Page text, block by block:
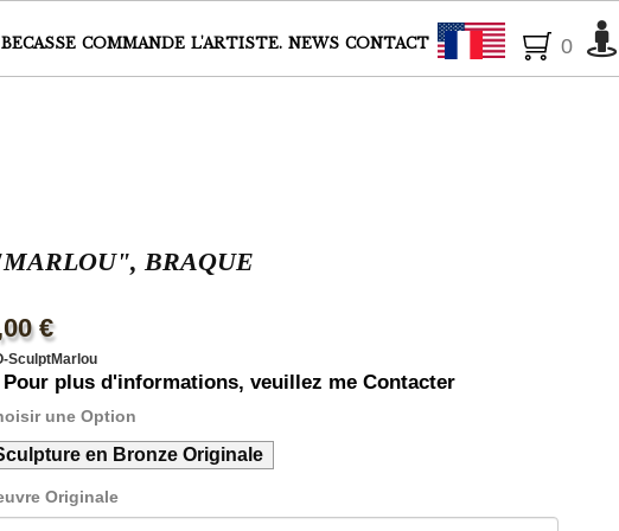
| Artiste Peintre animalier | Peintre animalier | Laurence Saunois |Faune
BECASSE COMMANDE L'ARTISTE. NEWS CONTACT Français
0
BRAQUE
€
SculptMarlou
Pour plus d'informations, veuillez me Contacter
une Option
en Bronze Originale
Originale